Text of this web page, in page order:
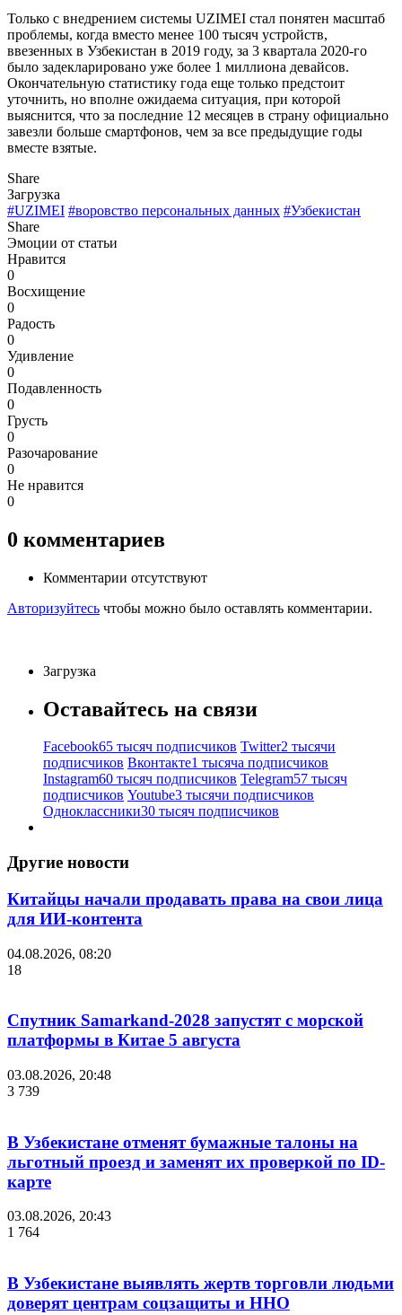
Только с внедрением системы UZIMEI стал понятен масштаб
проблемы, когда вместо менее 100 тысяч устройств,
ввезенных в Узбекистан в 2019 году, за 3 квартала 2020-го
было задекларировано уже более 1 миллиона девайсов.
Окончательную статистику года еще только предстоит
уточнить, но вполне ожидаема ситуация, при которой
выяснится, что за последние 12 месяцев в страну официально
завезли больше смартфонов, чем за все предыдущие годы
вместе взятые.
Share
Загрузка
#UZIMEI #воровство персональных данных #Узбекистан
Share
Эмоции от статьи
Нравится
0
Восхищение
0
Радость
0
Удивление
0
Подавленность
0
Грусть
0
Разочарование
0
Не нравится
0
0 комментариев
Комментарии отсутствуют
Авторизуйтесь чтобы можно было оставлять комментарии.
Загрузка
Оставайтесь на связи
Facebook65 тысяч подписчиков Twitter2 тысячи
подписчиков Вконтакте1 тысяча подписчиков
Instagram60 тысяч подписчиков Telegram57 тысяч
подписчиков Youtube3 тысячи подписчиков
Одноклассники30 тысяч подписчиков
Другие новости
Китайцы начали продавать права на свои лица
для ИИ-контента
04.08.2026, 08:20
18
Спутник Samarkand-2028 запустят с морской
платформы в Китае 5 августа
03.08.2026, 20:48
3 739
В Узбекистане отменят бумажные талоны на
льготный проезд и заменят их проверкой по ID-
карте
03.08.2026, 20:43
1 764
В Узбекистане выявлять жертв торговли людьми
доверят центрам соцзащиты и ННО